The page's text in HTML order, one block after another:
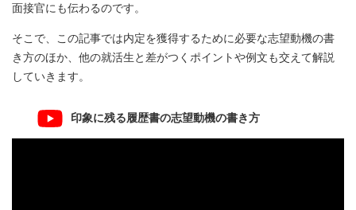
面接官にも伝わるのです。
そこで、この記事では内定を獲得するために必要な志望動機の書
き方のほか、他の就活生と差がつくポイントや例文も交えて解説
していきます。
印象に残る履歴書の志望動機の書き方